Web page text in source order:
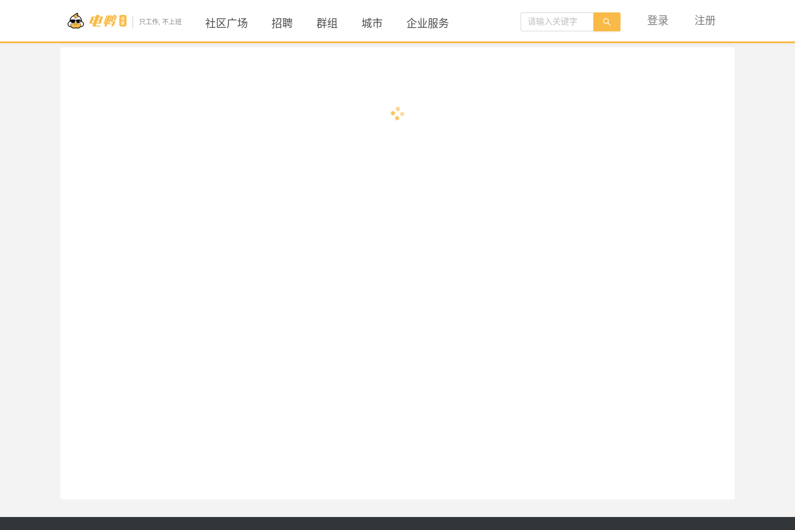
只工作, 不上班 社区广场 招聘 群组 城市 企业服务 登录 注册